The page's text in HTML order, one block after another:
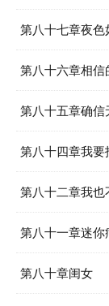
第八十七章夜色
第八十六章相信
第八十五章确信
第八十四章我要
第八十二章我也
第八十一章迷你
第八十章闺女